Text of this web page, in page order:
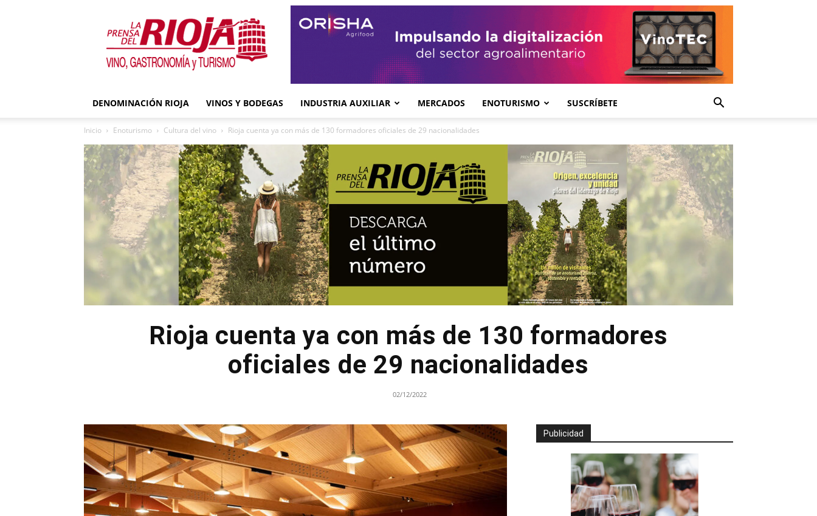
La
Prensa
del
Rioja
DENOMINACIÓN RIOJA VINOS Y BODEGAS INDUSTRIA AUXILIAR MERCADOS ENOTURISMO SUSCRÍBETE
Inicio Enoturismo Cultura del vino Rioja cuenta ya con más de 130 formadores oficiales de 29 nacionalidades
Rioja cuenta ya con más de 130 formadores
oficiales de 29 nacionalidades
02/12/2022
Publicidad